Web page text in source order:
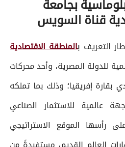
بجامعة
قناة السويس
التعريف بالمنطقة الاقتصادية
للدولة المصرية، وأحد محركات
بقارة إفريقيا؛ وذلك بما تملكه
عالمية للاستثمار الصناعي
رأسها الموقع الاستراتيجي